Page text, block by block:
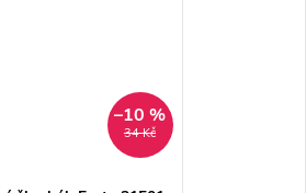
34 Kč
–10 %